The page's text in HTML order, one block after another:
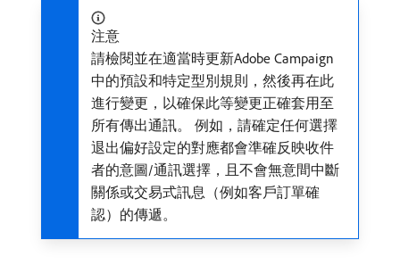
注意
請檢閱並在適當時更新Adobe Campaign
中的預設和特定型別規則，然後再在此
進行變更，以確保此等變更正確套用至
所有傳出通訊。 例如，請確定任何選擇
退出偏好設定的對應都會準確反映收件
者的意圖/通訊選擇，且不會無意間中斷
關係或交易式訊息（例如客戶訂單確
認）的傳遞。